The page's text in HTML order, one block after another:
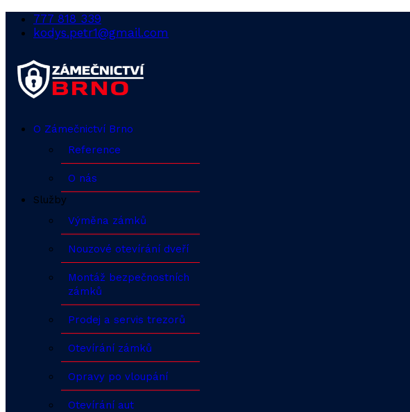
777 818 339
kodys.petr1@gmail.com
O Zámečnictví Brno
Reference
O nás
Služby
Výměna zámků
Nouzové otevírání dveří
Montáž bezpečnostních
zámků
Prodej a servis trezorů
Otevírání zámků
Opravy po vloupání
Otevírání aut